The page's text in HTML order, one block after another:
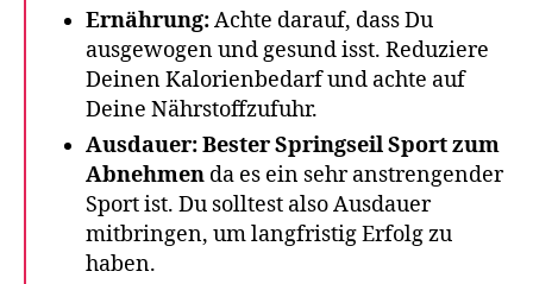
Ernährung:Achte darauf, dass Du
ausgewogen und gesund isst. Reduziere
Deinen Kalorienbedarf und achte auf
Deine Nährstoffzufuhr.
Ausdauer:Bester Springseil Sport zum
Abnehmen da es ein sehr anstrengender
Sport ist. Du solltest also Ausdauer
mitbringen, um langfristig Erfolg zu
haben.